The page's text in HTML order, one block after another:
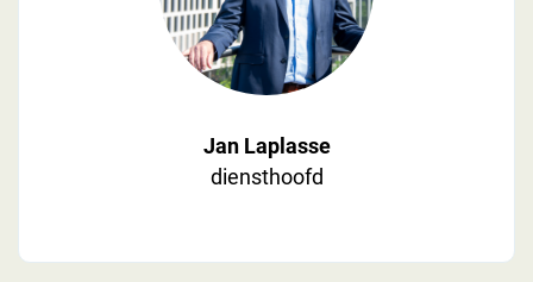
Jan Laplasse
diensthoofd